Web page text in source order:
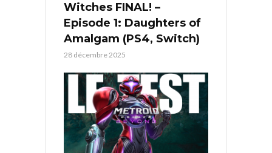
Witches FINAL! –
Episode 1: Daughters of
Amalgam (PS4, Switch)
28 décembre 2025